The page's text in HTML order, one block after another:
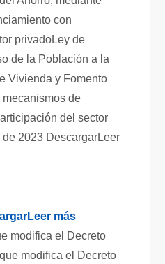
con
privadoLey de
de la Población a la
Vivienda y Fomento
de
del sector
2023 DescargarLeer
más
modifica el Decreto
modifica el Decreto